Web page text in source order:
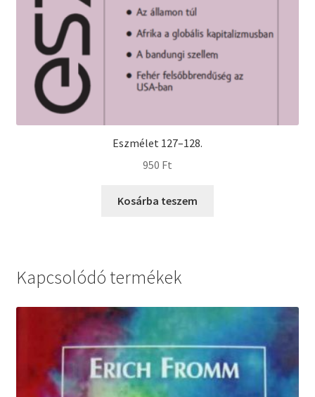
Eszmélet 127–128.
950 Ft
Kosárba teszem
Kapcsolódó termékek